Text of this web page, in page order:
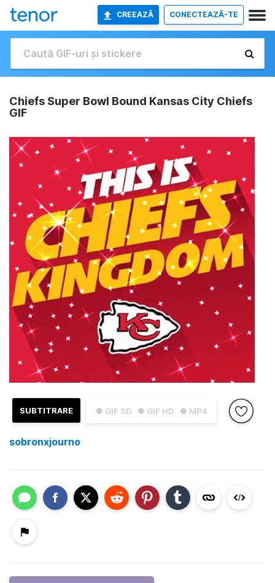
CREEAZĂ CONECTEAZĂ-TE
Chiefs Super Bowl Bound Kansas City Chiefs
GIF
● GIF SD ● GIF HD ● MP4
SUBTITRARE
sobronxjourno